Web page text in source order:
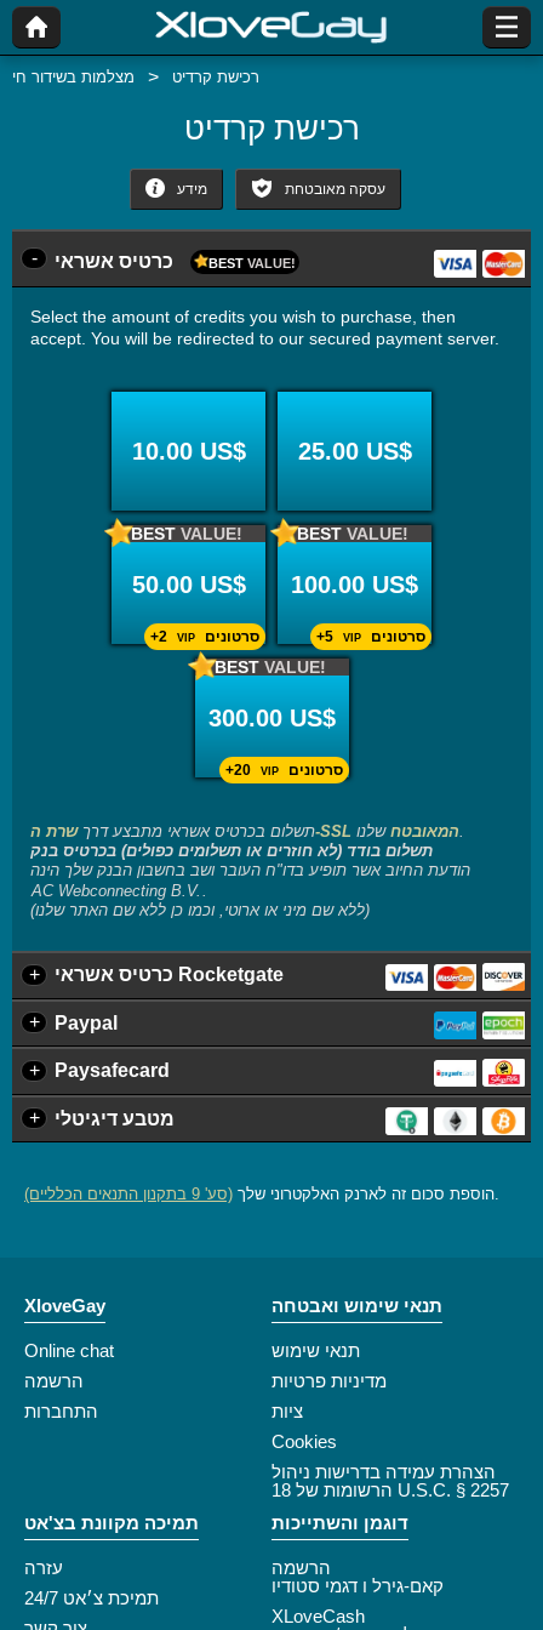
מצלמות בשידור חי רכישת קרדיט
רכישת קרדיט
מידע עסקה מאובטחת
- BEST VALUE!
Select the amount of credits you wish to purchase, then
accept. You will be redirected to our secured payment server.
10.00 US$ 25.00 US$
BEST VALUE!
50.00 US$
+2 VIP סרטונים
BEST VALUE!
100.00 US$
+5 VIP סרטונים
BEST VALUE!
300.00 US$
+20 VIP סרטונים
תשלום בכרטיס אשראי מתבצע דרך שרת ה-SSL המאובטחשלנו.
תשלום בודד (לא חוזרים או תשלומים כפולים) בכרטיס בנק
הודעת החיוב אשר תופיע בדו"ח העובר ושב בחשבון הבנק שלך הינה
.
(ללא שם מיני או ארוטי, וכמו כן ללא שם האתר שלנו)
+ כרטיס אשראי Rocketgate
+ Paypal
+ Paysafecard
+ מטבע דיגיטלי
הוספת סכום זה לארנק האלקטרוני שלך (סע' 9 בתקנון התנאים הכלליים) .
XloveGay
Online chat
הרשמה
התחברות
תנאי שימוש ואבטחה
תנאי שימוש
מדיניות פרטיות
ציות
Cookies
הצהרת עמידה בדרישות ניהול
הרשומות של 18 U.S.C. § 2257
תמיכה מקוונת בצ'אט
עזרה
תמיכת צ׳אט 24/7
דוגמן והשתייכות
הרשמה
קאם-גירל ו דגמי סטודיו
XLoveCash